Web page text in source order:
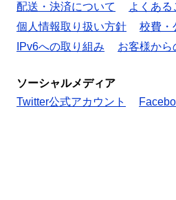
配送・決済について
よくある
個人情報取り扱い方針
校費・
IPv6への取り組み
お客様から
ソーシャルメディア
Twitter公式アカウント